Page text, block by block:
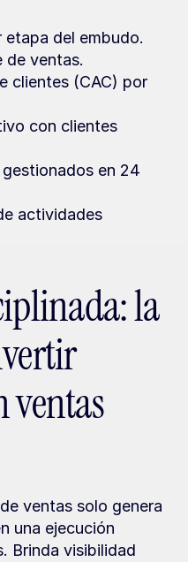
etapa del embudo.
de ventas.
clientes (CAC) por
con clientes
en 24
actividades
la
ventas
ventas solo genera
una ejecución
Brinda visibilidad